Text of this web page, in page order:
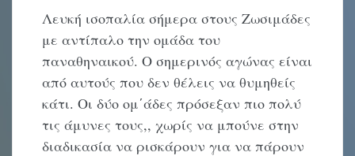
Λευκή ισοπαλία σήμερα στους Ζωσιμάδες
με αντίπαλο την ομάδα του
παναθηναικού. Ο σημερινός αγώνας είναι
από αυτούς που δεν θέλεις να θυμηθείς
κάτι. Οι δύο ομ΄άδες πρόσεξαν πιο πολύ
τις άμυνες τους,, χωρίς να μπούνε στην
διαδικασία να ρισκάρουν για να πάρουν